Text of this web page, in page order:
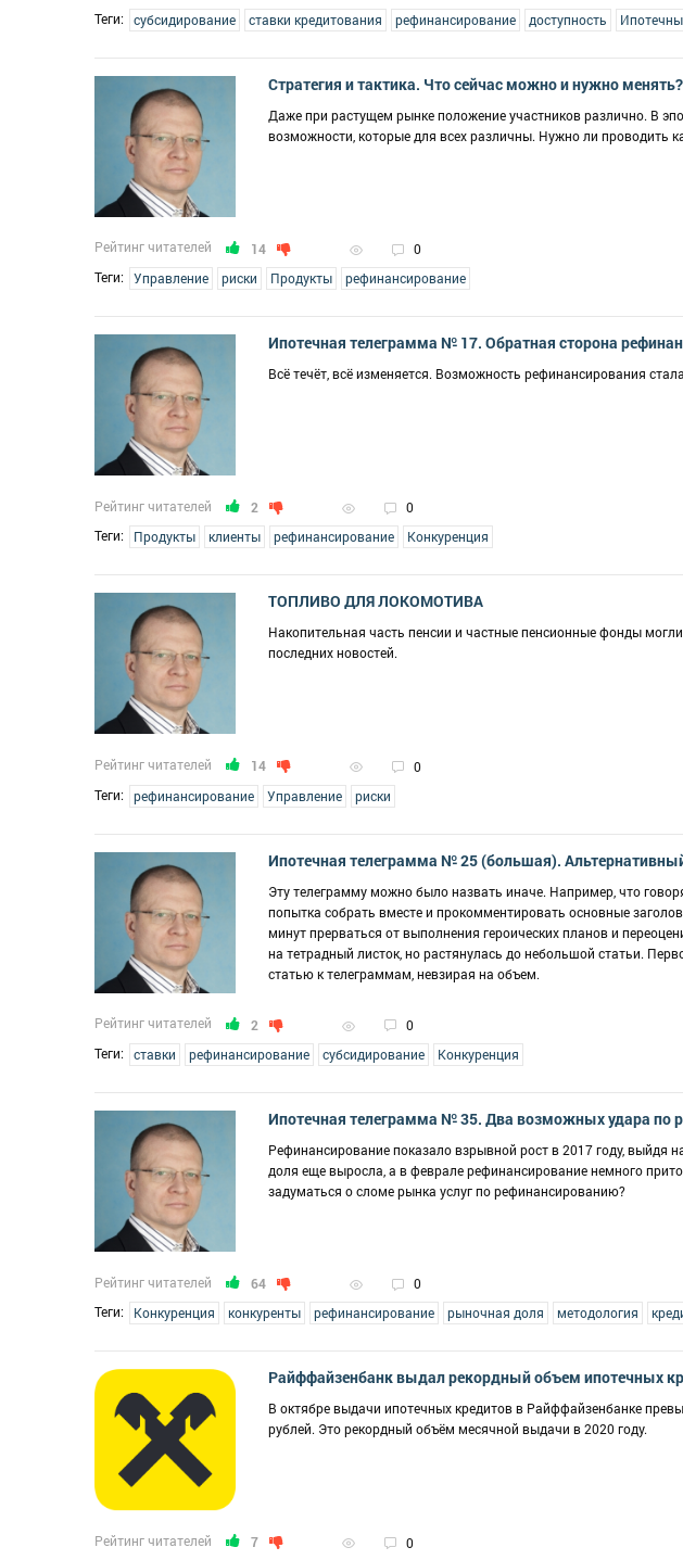
Теги:
субсидирование ставки кредитования рефинансирование доступность
Стратегия и тактика. Что сейчас можно и нужно менять?
Даже при растущем рынке положение участников различно. В
возможности, которые для всех различны. Нужно ли проводить
Рейтинг читателей 14 0
Теги:
Управление риски Продукты рефинансирование
Ипотечная телеграмма № 17. Обратная сторона
Всё течёт, всё изменяется. Возможность рефинансирования
Рейтинг читателей 2 0
Теги:
Продукты клиенты рефинансирование Конкуренция
ТОПЛИВО ДЛЯ ЛОКОМОТИВА
Накопительная часть пенсии и частные пенсионные фонды
последних новостей.
Рейтинг читателей 14 0
Теги:
рефинансирование Управление риски
Ипотечная телеграмма № 25 (большая).
Эту телеграмму можно было назвать иначе. Например, что
попытка собрать вместе и прокомментировать основные
минут прерваться от выполнения героических планов и
на тетрадный листок, но растянулась до небольшой статьи.
статью к телеграммам, невзирая на объем.
Рейтинг читателей 2 0
Теги:
ставки рефинансирование субсидирование Конкуренция
Ипотечная телеграмма № 35. Два возможных удара по
Рефинансирование показало взрывной рост в 2017 году, выйдя
доля еще выросла, а в феврале рефинансирование немного
задуматься о сломе рынка услуг по рефинансированию?
Рейтинг читателей 64 0
Теги:
Конкуренция конкуренты рефинансирование рыночная доля методология
Райффайзенбанк выдал рекордный объем ипотечных
В октябре выдачи ипотечных кредитов в Райффайзенбанке
рублей. Это рекордный объём месячной выдачи в 2020 году.
Рейтинг читателей 7 0